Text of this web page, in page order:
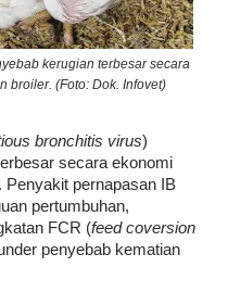
kerugian terbesar secara
broiler. (Foto: Dok. Infovet)
bronchitis virus)
secara ekonomi
Penyakit pernapasan IB
pertumbuhan,
FCR (feed coversion
penyebab kematian